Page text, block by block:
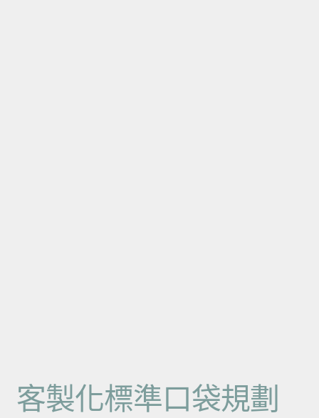
客製化標準口袋規劃